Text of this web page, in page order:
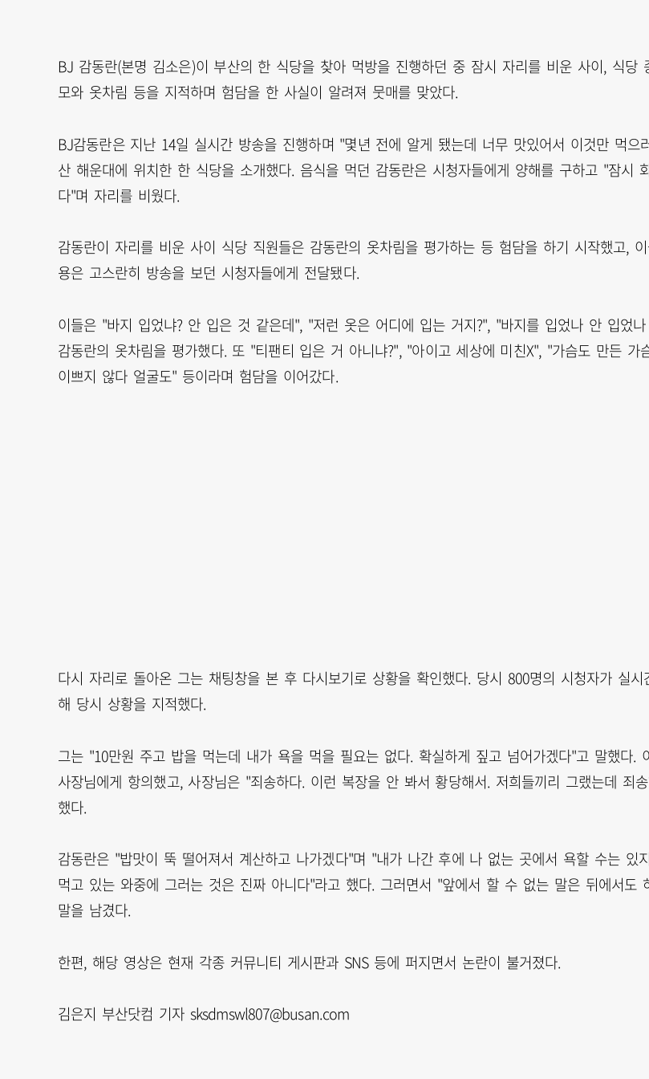
BJ 감동란(본명 김소은)이 부산의 한 식당을 찾아 먹방을 진행하던 중 잠시 자리를 비운 사이, 식당
모와 옷차림 등을 지적하며 험담을 한 사실이 알려져 뭇매를 맞았다.
BJ감동란은 지난 14일 실시간 방송을 진행하며 "몇년 전에 알게 됐는데 너무 맛있어서 이것만 먹으
산 해운대에 위치한 한 식당을 소개했다. 음식을 먹던 감동란은 시청자들에게 양해를 구하고 "잠시
다"며 자리를 비웠다.
감동란이 자리를 비운 사이 식당 직원들은 감동란의 옷차림을 평가하는 등 험담을 하기 시작했고,
용은 고스란히 방송을 보던 시청자들에게 전달됐다.
이들은 "바지 입었냐? 안 입은 것 같은데", "저런 옷은 어디에 입는 거지?", "바지를 입었나 안 입었
감동란의 옷차림을 평가했다. 또 "티팬티 입은 거 아니냐?", "아이고 세상에 미친X", "가슴도 만든 가
이쁘지 않다 얼굴도" 등이라며 험담을 이어갔다.
다시 자리로 돌아온 그는 채팅창을 본 후 다시보기로 상황을 확인했다. 당시 800명의 시청자가 실
해 당시 상황을 지적했다.
그는 "10만원 주고 밥을 먹는데 내가 욕을 먹을 필요는 없다. 확실하게 짚고 넘어가겠다"고 말했다.
사장님에게 항의했고, 사장님은 "죄송하다. 이런 복장을 안 봐서 황당해서. 저희들끼리 그랬는데 죄
했다.
감동란은 "밥맛이 뚝 떨어져서 계산하고 나가겠다"며 "내가 나간 후에 나 없는 곳에서 욕할 수는 있
먹고 있는 와중에 그러는 것은 진짜 아니다"라고 했다. 그러면서 "앞에서 할 수 없는 말은 뒤에서도
말을 남겼다.
한편, 해당 영상은 현재 각종 커뮤니티 게시판과 SNS 등에 퍼지면서 논란이 불거졌다.
김은지 부산닷컴 기자 sksdmswl807@busan.com